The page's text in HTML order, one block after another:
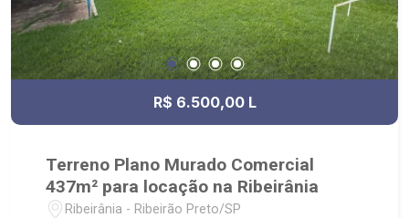
R$ 6.500,00 L
Terreno Plano Murado Comercial
437m² para locação na Ribeirânia
Ribeirânia - Ribeirão Preto/SP